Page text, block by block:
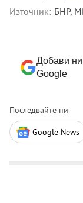
Източник: БНР,
Добави ни
Google
Последвайте ни
Google News